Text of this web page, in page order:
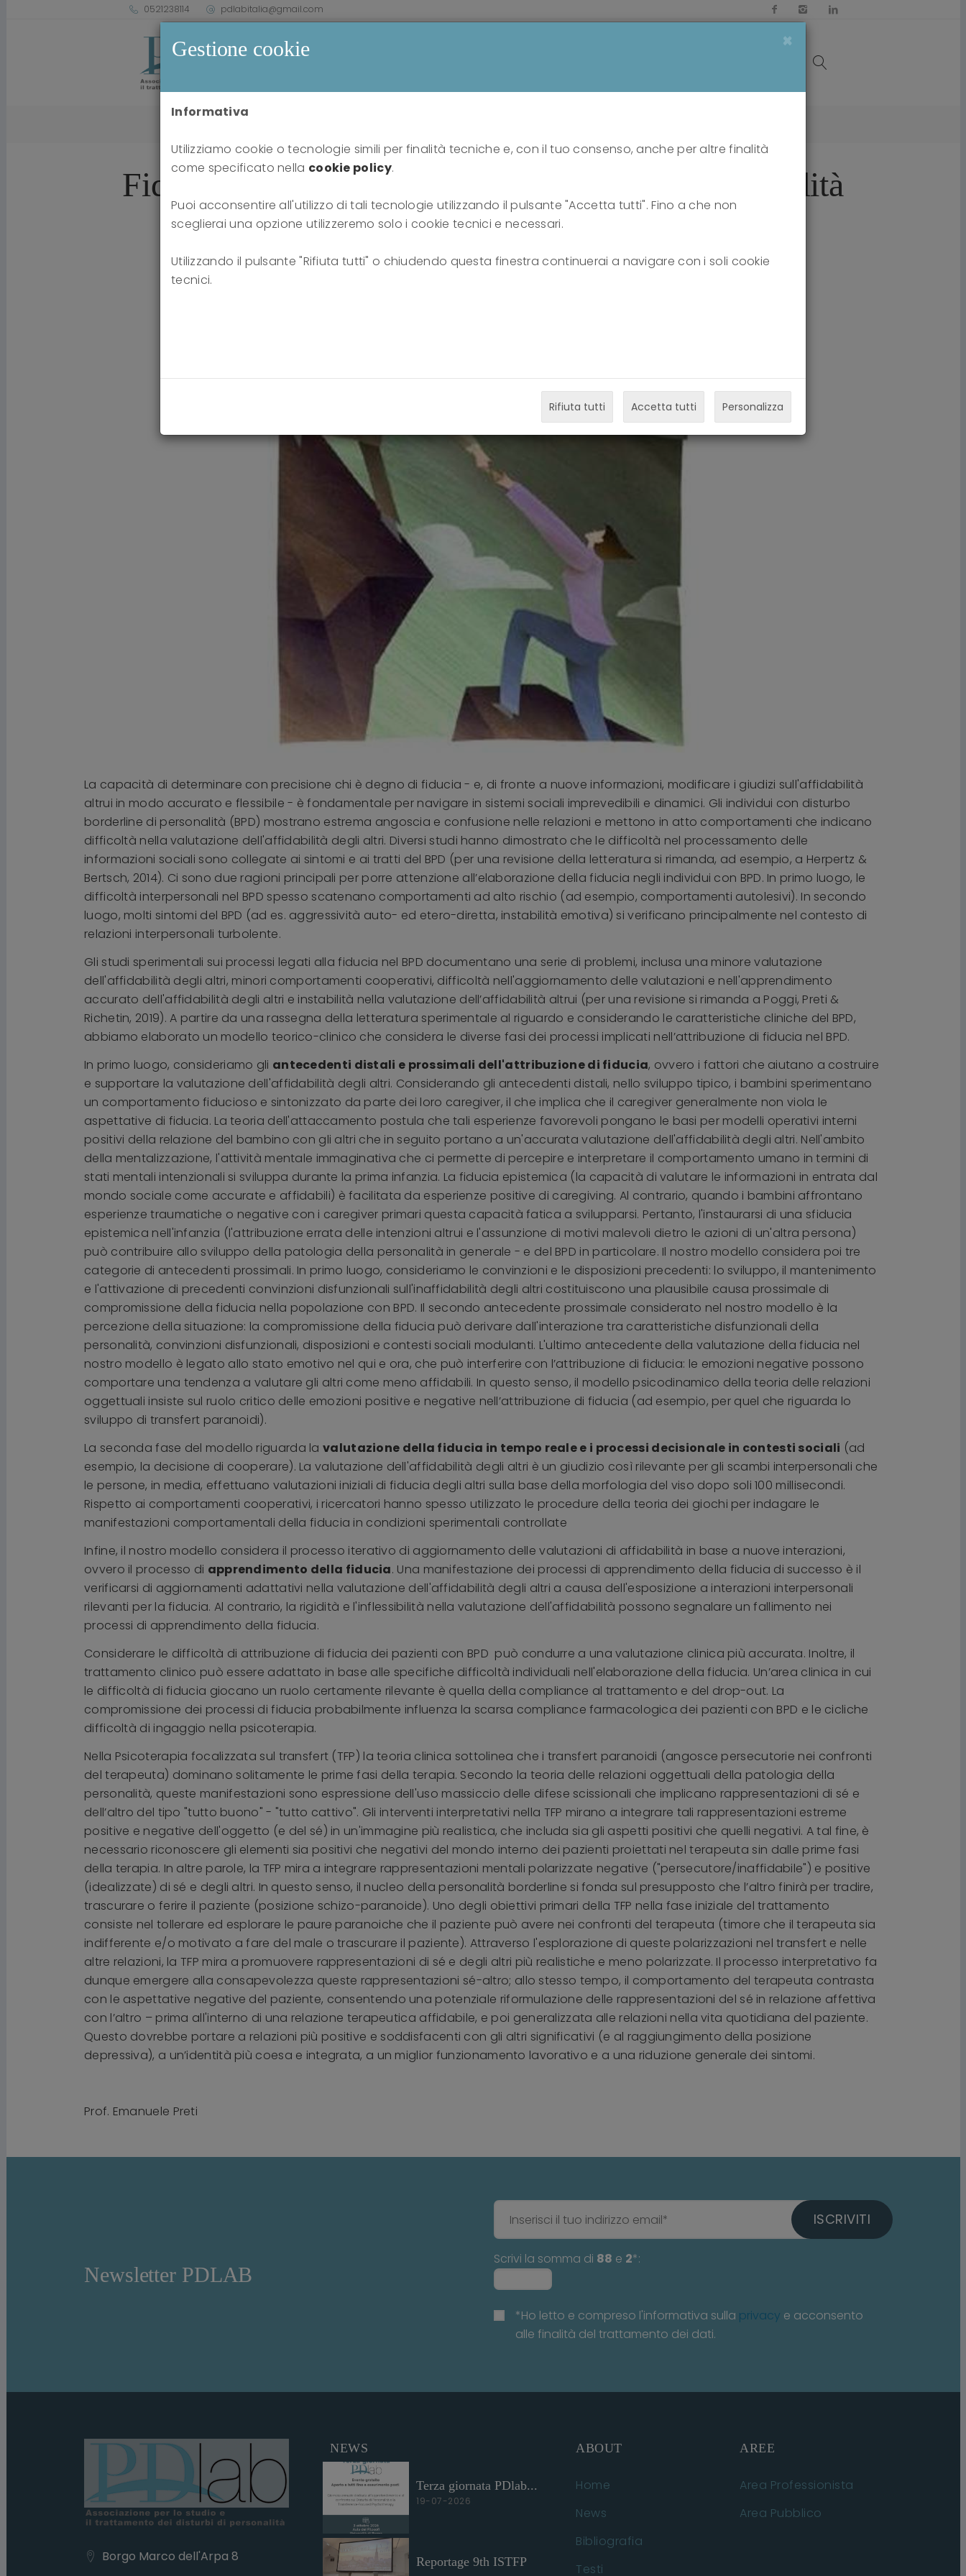
0521238114 pdlabitalia@gmail.com
Fiducia e interpretazioni di transfert nella personalità
borderline
27-12-2021
La capacità di determinare con precisione chi è degno di fiducia - e, di fronte a nuove informazioni, modificare i giudizi sull'affidabilità
altrui in modo accurato e flessibile - è fondamentale per navigare in sistemi sociali imprevedibili e dinamici. Gli individui con disturbo
borderline di personalità (BPD) mostrano estrema angoscia e confusione nelle relazioni e mettono in atto comportamenti che indicano
difficoltà nella valutazione dell'affidabilità degli altri. Diversi studi hanno dimostrato che le difficoltà nel processamento delle
informazioni sociali sono collegate ai sintomi e ai tratti del BPD (per una revisione della letteratura si rimanda, ad esempio, a Herpertz &
Bertsch, 2014). Ci sono due ragioni principali per porre attenzione all’elaborazione della fiducia negli individui con BPD. In primo luogo, le
difficoltà interpersonali nel BPD spesso scatenano comportamenti ad alto rischio (ad esempio, comportamenti autolesivi). In secondo
luogo, molti sintomi del BPD (ad es. aggressività auto- ed etero-diretta, instabilità emotiva) si verificano principalmente nel contesto di
relazioni interpersonali turbolente.
Gli studi sperimentali sui processi legati alla fiducia nel BPD documentano una serie di problemi, inclusa una minore valutazione
dell'affidabilità degli altri, minori comportamenti cooperativi, difficoltà nell'aggiornamento delle valutazioni e nell'apprendimento
accurato dell'affidabilità degli altri e instabilità nella valutazione dell’affidabilità altrui (per una revisione si rimanda a Poggi, Preti &
Richetin, 2019). A partire da una rassegna della letteratura sperimentale al riguardo e considerando le caratteristiche cliniche del BPD,
abbiamo elaborato un modello teorico-clinico che considera le diverse fasi dei processi implicati nell’attribuzione di fiducia nel BPD.
In primo luogo, consideriamo gli antecedenti distali e prossimali dell'attribuzione di fiducia, ovvero i fattori che aiutano a costruire
e supportare la valutazione dell'affidabilità degli altri. Considerando gli antecedenti distali, nello sviluppo tipico, i bambini sperimentano
un comportamento fiducioso e sintonizzato da parte dei loro caregiver, il che implica che il caregiver generalmente non viola le
aspettative di fiducia. La teoria dell'attaccamento postula che tali esperienze favorevoli pongano le basi per modelli operativi interni
positivi della relazione del bambino con gli altri che in seguito portano a un'accurata valutazione dell'affidabilità degli altri. Nell'ambito
della mentalizzazione, l'attività mentale immaginativa che ci permette di percepire e interpretare il comportamento umano in termini di
stati mentali intenzionali si sviluppa durante la prima infanzia. La fiducia epistemica (la capacità di valutare le informazioni in entrata dal
mondo sociale come accurate e affidabili) è facilitata da esperienze positive di caregiving. Al contrario, quando i bambini affrontano
esperienze traumatiche o negative con i caregiver primari questa capacità fatica a svilupparsi. Pertanto, l'instaurarsi di una sfiducia
epistemica nell'infanzia (l'attribuzione errata delle intenzioni altrui e l'assunzione di motivi malevoli dietro le azioni di un'altra persona)
può contribuire allo sviluppo della patologia della personalità in generale - e del BPD in particolare. Il nostro modello considera poi tre
categorie di antecedenti prossimali. In primo luogo, consideriamo le convinzioni e le disposizioni precedenti: lo sviluppo, il mantenimento
e l'attivazione di precedenti convinzioni disfunzionali sull'inaffidabilità degli altri costituiscono una plausibile causa prossimale di
compromissione della fiducia nella popolazione con BPD. Il secondo antecedente prossimale considerato nel nostro modello è la
percezione della situazione: la compromissione della fiducia può derivare dall'interazione tra caratteristiche disfunzionali della
personalità, convinzioni disfunzionali, disposizioni e contesti sociali modulanti. L'ultimo antecedente della valutazione della fiducia nel
nostro modello è legato allo stato emotivo nel qui e ora, che può interferire con l’attribuzione di fiducia: le emozioni negative possono
comportare una tendenza a valutare gli altri come meno affidabili. In questo senso, il modello psicodinamico della teoria delle relazioni
oggettuali insiste sul ruolo critico delle emozioni positive e negative nell’attribuzione di fiducia (ad esempio, per quel che riguarda lo
sviluppo di transfert paranoidi).
La seconda fase del modello riguarda la valutazione della fiducia in tempo reale e i processi decisionale in contesti sociali (ad
esempio, la decisione di cooperare). La valutazione dell'affidabilità degli altri è un giudizio così rilevante per gli scambi interpersonali che
le persone, in media, effettuano valutazioni iniziali di fiducia degli altri sulla base della morfologia del viso dopo soli 100 millisecondi.
Rispetto ai comportamenti cooperativi, i ricercatori hanno spesso utilizzato le procedure della teoria dei giochi per indagare le
manifestazioni comportamentali della fiducia in condizioni sperimentali controllate
Infine, il nostro modello considera il processo iterativo di aggiornamento delle valutazioni di affidabilità in base a nuove interazioni,
ovvero il processo di apprendimento della fiducia. Una manifestazione dei processi di apprendimento della fiducia di successo è il
verificarsi di aggiornamenti adattativi nella valutazione dell'affidabilità degli altri a causa dell'esposizione a interazioni interpersonali
rilevanti per la fiducia. Al contrario, la rigidità e l'inflessibilità nella valutazione dell'affidabilità possono segnalare un fallimento nei
processi di apprendimento della fiducia.
Considerare le difficoltà di attribuzione di fiducia dei pazienti con BPD può condurre a una valutazione clinica più accurata. Inoltre, il
trattamento clinico può essere adattato in base alle specifiche difficoltà individuali nell'elaborazione della fiducia. Un’area clinica in cui
le difficoltà di fiducia giocano un ruolo certamente rilevante è quella della compliance al trattamento e del drop-out. La
compromissione dei processi di fiducia probabilmente influenza la scarsa compliance farmacologica dei pazienti con BPD e le cicliche
difficoltà di ingaggio nella psicoterapia.
Nella Psicoterapia focalizzata sul transfert (TFP) la teoria clinica sottolinea che i transfert paranoidi (angosce persecutorie nei confronti
del terapeuta) dominano solitamente le prime fasi della terapia. Secondo la teoria delle relazioni oggettuali della patologia della
personalità, queste manifestazioni sono espressione dell'uso massiccio delle difese scissionali che implicano rappresentazioni di sé e
dell’altro del tipo "tutto buono" - "tutto cattivo". Gli interventi interpretativi nella TFP mirano a integrare tali rappresentazioni estreme
positive e negative dell'oggetto (e del sé) in un'immagine più realistica, che includa sia gli aspetti positivi che quelli negativi. A tal fine, è
necessario riconoscere gli elementi sia positivi che negativi del mondo interno dei pazienti proiettati nel terapeuta sin dalle prime fasi
della terapia. In altre parole, la TFP mira a integrare rappresentazioni mentali polarizzate negative ("persecutore/inaffidabile") e positive
(idealizzate) di sé e degli altri. In questo senso, il nucleo della personalità borderline si fonda sul presupposto che l’altro finirà per tradire,
trascurare o ferire il paziente (posizione schizo-paranoide). Uno degli obiettivi primari della TFP nella fase iniziale del trattamento
consiste nel tollerare ed esplorare le paure paranoiche che il paziente può avere nei confronti del terapeuta (timore che il terapeuta sia
indifferente e/o motivato a fare del male o trascurare il paziente). Attraverso l'esplorazione di queste polarizzazioni nel transfert e nelle
altre relazioni, la TFP mira a promuovere rappresentazioni di sé e degli altri più realistiche e meno polarizzate. Il processo interpretativo fa
dunque emergere alla consapevolezza queste rappresentazioni sé-altro; allo stesso tempo, il comportamento del terapeuta contrasta
con le aspettative negative del paziente, consentendo una potenziale riformulazione delle rappresentazioni del sé in relazione affettiva
con l’altro – prima all'interno di una relazione terapeutica affidabile, e poi generalizzata alle relazioni nella vita quotidiana del paziente.
Questo dovrebbe portare a relazioni più positive e soddisfacenti con gli altri significativi (e al raggiungimento della posizione
depressiva), a un’identità più coesa e integrata, a un miglior funzionamento lavorativo e a una riduzione generale dei sintomi.
Prof. Emanuele Preti
Newsletter PDLAB
Scrivi la somma di 88 e 2*:
*Ho letto e compreso l'informativa sulla privacy e acconsento
alle finalità del trattamento dei dati.
ISCRIVITI
Borgo Marco dell'Arpa 8
NEWS
Terza giornata PDlab...
19-07-2026
Reportage 9th ISTFP
ABOUT
Home
News
Bibliografia
Testi
AREE
Area Professionista
Area Pubblico
Gestione cookie ×
Informativa
Utilizziamo cookie o tecnologie simili per finalità tecniche e, con il tuo consenso, anche per altre finalità
come specificato nella cookie policy.
Puoi acconsentire all'utilizzo di tali tecnologie utilizzando il pulsante "Accetta tutti". Fino a che non
sceglierai una opzione utilizzeremo solo i cookie tecnici e necessari.
Utilizzando il pulsante "Rifiuta tutti" o chiudendo questa finestra continuerai a navigare con i soli cookie
tecnici.
Rifiuta tutti Accetta tutti Personalizza